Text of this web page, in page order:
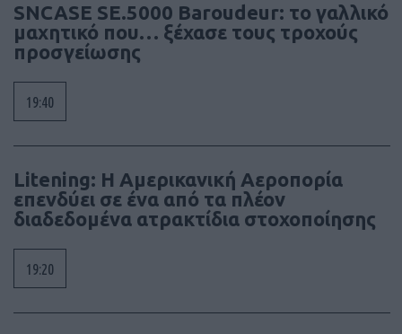
SNCASE SE.5000 Baroudeur: το γαλλικό
μαχητικό που… ξέχασε τους τροχούς
προσγείωσης
19:40
Litening: Η Αμερικανική Αεροπορία
επενδύει σε ένα από τα πλέον
διαδεδομένα ατρακτίδια στοχοποίησης
19:20